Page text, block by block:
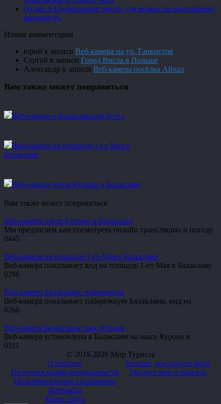
Отдых в Подмосковье: место, где можно по-настоящему
выдохнуть
Новые комментарии
юрий к записи Веб-камера на ул. Танкистов
Сергей к записи Город Висла в Польше
Александр к записи Веб-камера посёлка Айхал
Вам также может понравиться
Веб-камера в Балаклавской бухте
Веб-камера на площади 1-го Мая в
Балаклаве
Веб-камера отеля Куприн в Балаклаве
Вам также может понравиться
Веб-камера отеля Куприн в Балаклаве
Мы предлагаем вам посмотреть онлайн трансляцию и погоду
0445
Веб-камера на площади 1-го Мая в Балаклаве
Веб-камера показывает вид на площадь 1-го Мая в Балаклаве
0286
Веб-камера Балаклавы: набережная
Веб-камера показывает набережную Балаклавы, вид на
0266
Веб-камера Балаклавы: мыс Курона
Веб-камера установлена в Балаклаве на мысе Курона и
0311
© 2018-2026 Мир Туриста
О портале
Политика конфиденциальности
Пользовательское соглашение
Контакты
Карта сайта
Больше, чем просто фото
Увидеть мир и выжить